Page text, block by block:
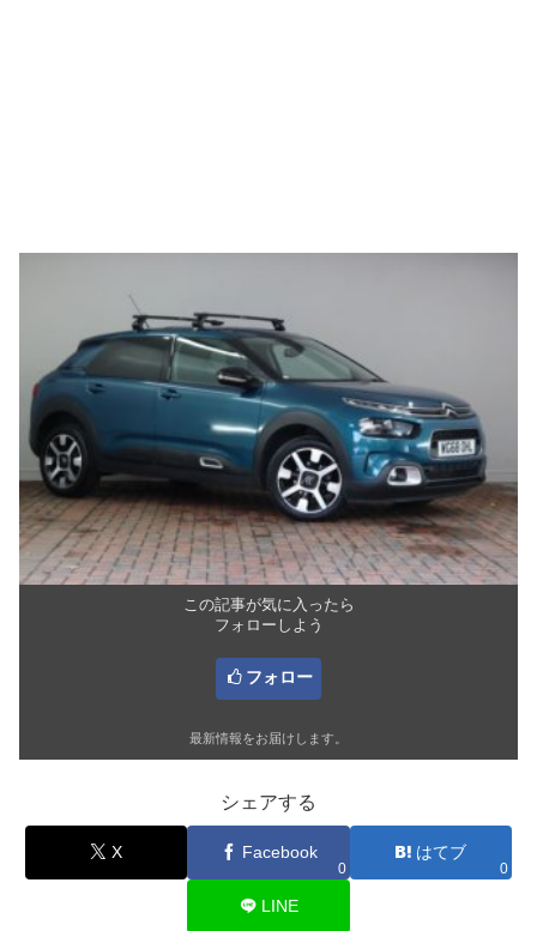
この記事が気に入ったら
フォローしよう
フォロー
最新情報をお届けします。
シェアする
X Facebook
0
はてブ
0
LINE